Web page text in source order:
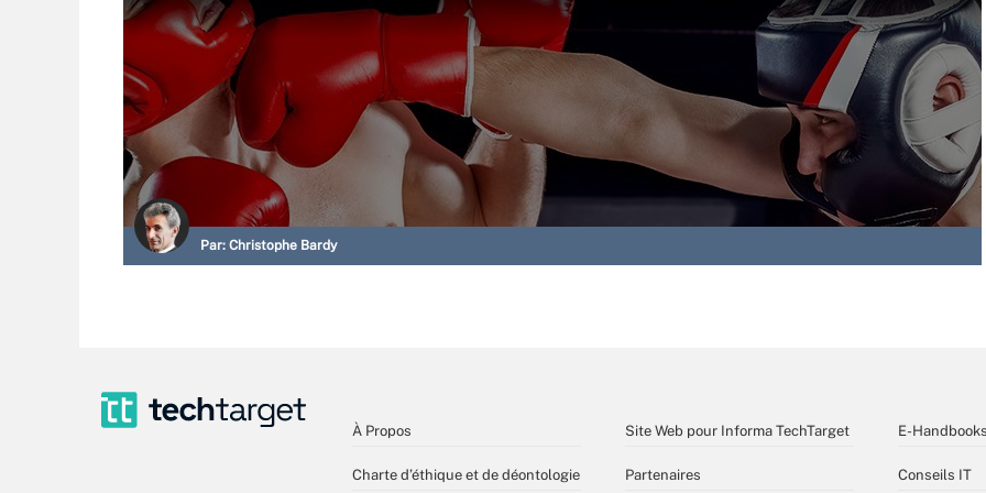
Par: Christophe Bardy
À Propos
Charte d’éthique et de déontologie
Site Web pour Informa TechTarget
Partenaires
E-
Conseils IT